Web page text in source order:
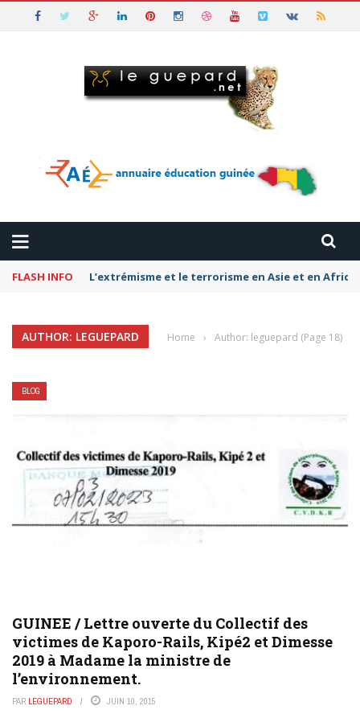
FLASH INFO L’extrémisme et le terrorisme en Asie et en
AUTHOR: LEGUEPARD Home › Author: leguepard (Page 18)
BLOG
GUINEE / Lettre ouverte du Collectif des
victimes de Kaporo-Rails, Kipé2 et Dimesse
2019 à Madame la ministre de
l’environnement.
PAR LEGUEPARD JUIN 10, 2015